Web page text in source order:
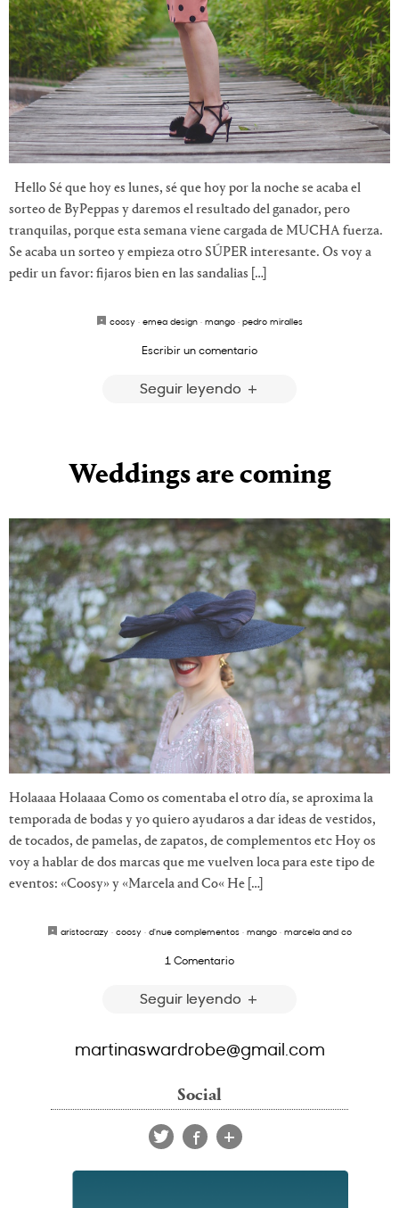
Hello Sé que hoy es lunes, sé que hoy por la noche se acaba el
sorteo de ByPeppas y daremos el resultado del ganador, pero
tranquilas, porque esta semana viene cargada de MUCHA fuerza.
Se acaba un sorteo y empieza otro SÚPER interesante. Os voy a
pedir un favor: fijaros bien en las sandalias […]
coosy · emea design · mango · pedro miralles
Escribir un comentario
Seguir leyendo
Weddings are coming
Holaaaa Holaaaa Como os comentaba el otro día, se aproxima la
temporada de bodas y yo quiero ayudaros a dar ideas de vestidos,
de tocados, de pamelas, de zapatos, de complementos etc Hoy os
voy a hablar de dos marcas que me vuelven loca para este tipo de
eventos: «Coosy» y «Marcela and Co« He […]
aristocrazy · coosy · d'nue complementos · mango · marcela and co
1 Comentario
Seguir leyendo
martinaswardrobe@gmail.com
Social